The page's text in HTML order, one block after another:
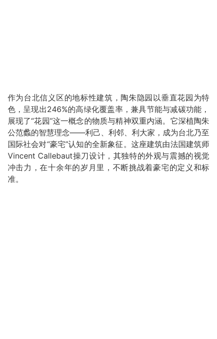
作为台北信义区的地标性建筑，陶朱隐园以垂直花园为特
色，呈现出246%的高绿化覆盖率，兼具节能与减碳功能，
展现了“花园”这一概念的物质与精神双重内涵。它深植陶朱
公范蠡的智慧理念——利己、利邻、利大家，成为台北乃至
国际社会对“豪宅”认知的全新象征。这座建筑由法国建筑师
Vincent Callebaut操刀设计，其独特的外观与震撼的视觉
冲击力，在十余年的岁月里，不断挑战着豪宅的定义和标
准。